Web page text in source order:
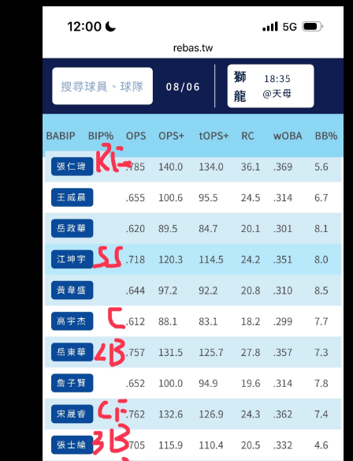
延續生涯 從神主牌恰、頂一甩四到現在的王24
只有林桑在位期間放陳子豪比較正常 DH這種位
置 當你排完8個有守備位置的球員後 直接填
ops+最高的人不就好了 有這麼難選嗎？ --